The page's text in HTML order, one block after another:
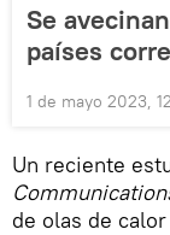
Se
países
1 de mayo 2023,
Un reciente
de olas de